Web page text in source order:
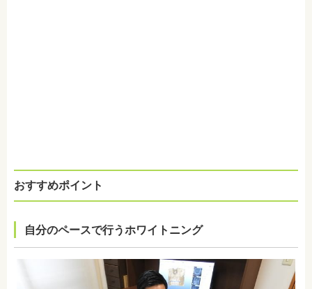
おすすめポイント
自分のペースで行うホワイトニング